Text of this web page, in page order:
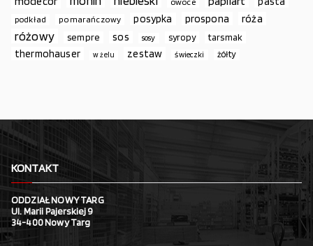
podkład pomarańczowy posypka prospona róża
różowy sempre sos sosy syropy tarsmak
thermohauser w żelu zestaw świeczki żółty
KONTAKT
ODDZIAŁ NOWY TARG
Ul. Marii Pajerskiej 9
34-400 Nowy Targ